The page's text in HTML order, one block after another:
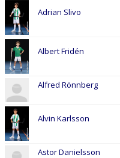
Adrian Slivo
Albert Fridén
Alfred Rönnberg
Alvin Karlsson
Astor Danielsson